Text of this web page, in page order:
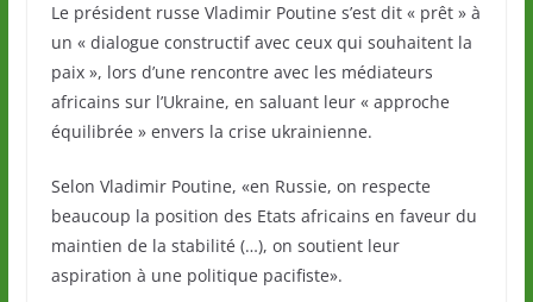
Le président russe Vladimir Poutine s’est dit « prêt » à
un « dialogue constructif avec ceux qui souhaitent la
paix », lors d’une rencontre avec les médiateurs
africains sur l’Ukraine, en saluant leur « approche
équilibrée » envers la crise ukrainienne.
Selon Vladimir Poutine, «en Russie, on respecte
beaucoup la position des Etats africains en faveur du
maintien de la stabilité (…), on soutient leur
aspiration à une politique pacifiste».